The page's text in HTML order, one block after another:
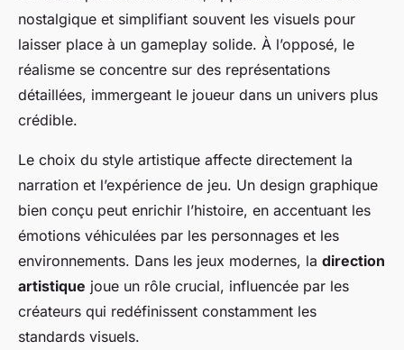
nostalgique et simplifiant souvent les visuels pour
laisser place à un gameplay solide. À l’opposé, le
réalisme se concentre sur des représentations
détaillées, immergeant le joueur dans un univers plus
crédible.
Le choix du style artistique affecte directement la
narration et l’expérience de jeu. Un design graphique
bien conçu peut enrichir l’histoire, en accentuant les
émotions véhiculées par les personnages et les
environnements. Dans les jeux modernes, la direction
artistique joue un rôle crucial, influencée par les
créateurs qui redéfinissent constamment les
standards visuels.